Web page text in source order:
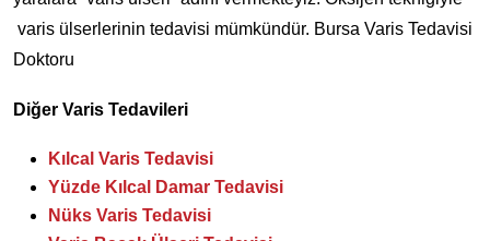
varis ülserlerinin tedavisi mümkündür. Bursa Varis Tedavisi
Doktoru
Diğer Varis Tedavileri
Kılcal Varis Tedavisi
Yüzde Kılcal Damar Tedavisi
Nüks Varis Tedavisi